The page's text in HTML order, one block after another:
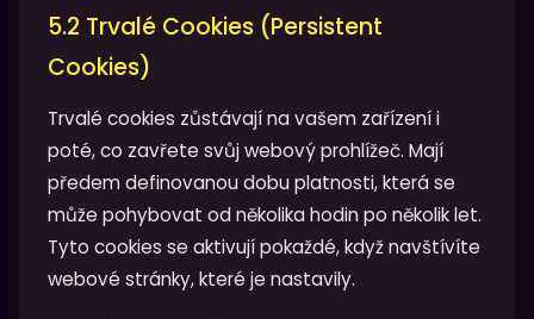
5.2 Trvalé Cookies (Persistent
Cookies)
Trvalé cookies zůstávají na vašem zařízení i
poté, co zavřete svůj webový prohlížeč. Mají
předem definovanou dobu platnosti, která se
může pohybovat od několika hodin po několik let.
Tyto cookies se aktivují pokaždé, když navštívíte
webové stránky, které je nastavily.